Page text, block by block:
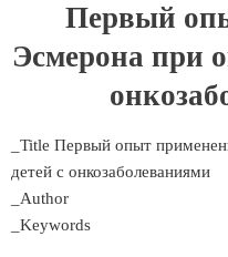
Первый
Эсмерона при
_Title Первый опыт
детей с онкозаболеваниями
_Author
_Keywords